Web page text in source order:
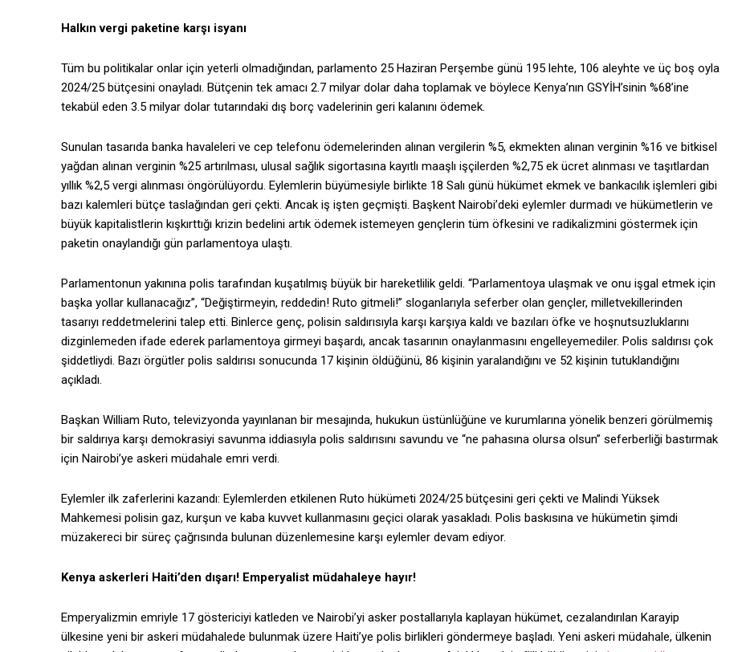
Halkın vergi paketine karşı isyanı
Tüm bu politikalar onlar için yeterli olmadığından, parlamento 25 Haziran Perşembe günü 195 lehte, 106 aleyhte ve üç boş oyla
2024/25 bütçesini onayladı. Bütçenin tek amacı 2.7 milyar dolar daha toplamak ve böylece Kenya’nın GSYİH’sinin %68’ine
tekabül eden 3.5 milyar dolar tutarındaki dış borç vadelerinin geri kalanını ödemek.
Sunulan tasarıda banka havaleleri ve cep telefonu ödemelerinden alınan vergilerin %5, ekmekten alınan verginin %16 ve bitkisel
yağdan alınan verginin %25 artırılması, ulusal sağlık sigortasına kayıtlı maaşlı işçilerden %2,75 ek ücret alınması ve taşıtlardan
yıllık %2,5 vergi alınması öngörülüyordu. Eylemlerin büyümesiyle birlikte 18 Salı günü hükümet ekmek ve bankacılık işlemleri gibi
bazı kalemleri bütçe taslağından geri çekti. Ancak iş işten geçmişti. Başkent Nairobi’deki eylemler durmadı ve hükümetlerin ve
büyük kapitalistlerin kışkırttığı krizin bedelini artık ödemek istemeyen gençlerin tüm öfkesini ve radikalizmini göstermek için
paketin onaylandığı gün parlamentoya ulaştı.
Parlamentonun yakınına polis tarafından kuşatılmış büyük bir hareketlilik geldi. “Parlamentoya ulaşmak ve onu işgal etmek için
başka yollar kullanacağız”, “Değiştirmeyin, reddedin! Ruto gitmeli!” sloganlarıyla seferber olan gençler, milletvekillerinden
tasarıyı reddetmelerini talep etti. Binlerce genç, polisin saldırısıyla karşı karşıya kaldı ve bazıları öfke ve hoşnutsuzluklarını
dizginlemeden ifade ederek parlamentoya girmeyi başardı, ancak tasarının onaylanmasını engelleyemediler. Polis saldırısı çok
şiddetliydi. Bazı örgütler polis saldırısı sonucunda 17 kişinin öldüğünü, 86 kişinin yaralandığını ve 52 kişinin tutuklandığını
açıkladı.
Başkan William Ruto, televizyonda yayınlanan bir mesajında, hukukun üstünlüğüne ve kurumlarına yönelik benzeri görülmemiş
bir saldırıya karşı demokrasiyi savunma iddiasıyla polis saldırısını savundu ve “ne pahasına olursa olsun” seferberliği bastırmak
için Nairobi’ye askeri müdahale emri verdi.
Eylemler ilk zaferlerini kazandı: Eylemlerden etkilenen Ruto hükümeti 2024/25 bütçesini geri çekti ve Malindi Yüksek
Mahkemesi polisin gaz, kurşun ve kaba kuvvet kullanmasını geçici olarak yasakladı. Polis baskısına ve hükümetin şimdi
müzakereci bir süreç çağrısında bulunan düzenlemesine karşı eylemler devam ediyor.
Kenya askerleri Haiti’den dışarı! Emperyalist müdahaleye hayır!
Emperyalizmin emriyle 17 göstericiyi katleden ve Nairobi’yi asker postallarıyla kaplayan hükümet, cezalandırılan Karayip
ülkesine yeni bir askeri müdahalede bulunmak üzere Haiti’ye polis birlikleri göndermeye başladı. Yeni askeri müdahale, ülkenin